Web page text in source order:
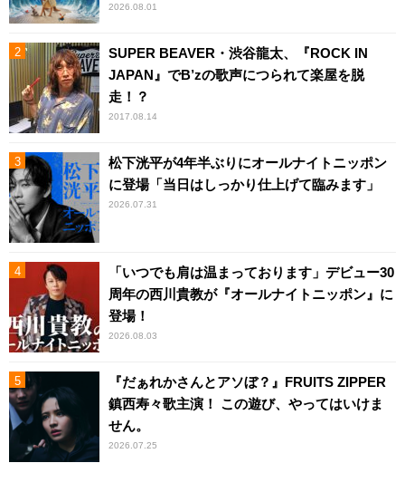
2026.08.01
SUPER BEAVER・渋谷龍太、『ROCK IN
JAPAN』でB’zの歌声につられて楽屋を脱
走！？
2017.08.14
松下洸平が4年半ぶりにオールナイトニッポン
に登場「当日はしっかり仕上げて臨みます」
2026.07.31
「いつでも肩は温まっております」デビュー30
周年の西川貴教が『オールナイトニッポン』に
登場！
2026.08.03
『だぁれかさんとアソぼ？』FRUITS ZIPPER
鎮西寿々歌主演！ この遊び、やってはいけま
せん。
2026.07.25